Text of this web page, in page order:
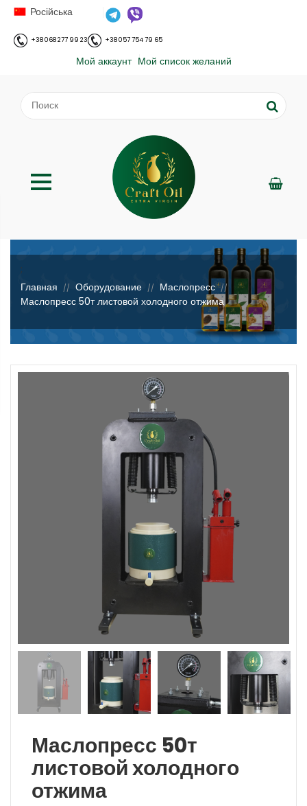
Російська
+38 068 277 99 23 +38 057 754 79 65
Мой аккаунт Мой список желаний
;
Главная
// Оборудование // Маслопресс //
Маслопресс 50т листовой холодного отжима
Маслопресс 50т
листовой холодного
отжима